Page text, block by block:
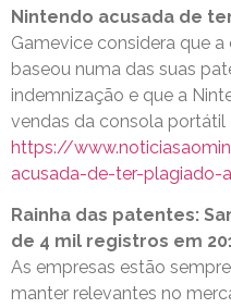
Nintendo acusada de
Gamevice considera que
baseou numa das suas
indemnização e que a
vendas da consola portátil
https://
acusada-de-ter-plagiado-
Rainha das patentes:
de 4 mil registros em
As empresas estão
manter relevantes no